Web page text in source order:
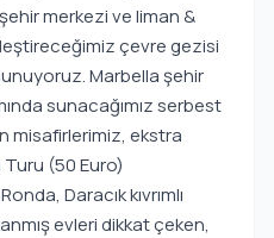
merkezi ve liman &
çevre gezisi
Marbella şehir
sunacağımız serbest
misafirlerimiz, ekstra
(50 Euro)
Daracık kıvrımlı
evleri dikkat çeken,